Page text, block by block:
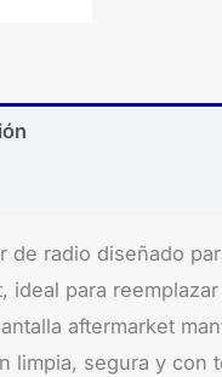
de radio diseñado
ideal para
aftermarket
limpia, segura y con